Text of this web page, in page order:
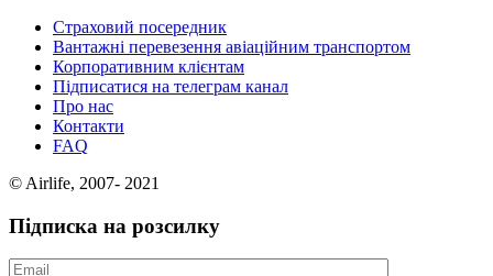
Страховий посередник
Вантажні перевезення авіаційним транспортом
Корпоративним клієнтам
Підписатися на телеграм канал
Про нас
Контакти
FAQ
© Airlife, 2007- 2021
Підписка на розсилку